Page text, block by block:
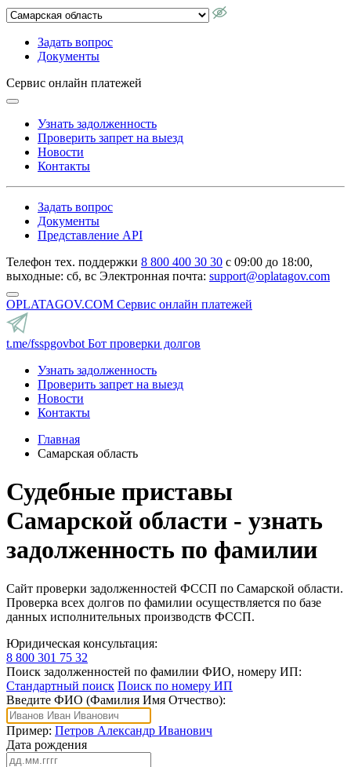
Задать вопрос
Документы
Сервис онлайн платежей
Узнать задолженность
Проверить запрет на выезд
Новости
Контакты
Задать вопрос
Документы
Представление API
Телефон тех. поддержки 8 800 400 30 30 с 09:00 до 18:00,
выходные: сб, вс Электронная почта: support@oplatagov.com
OPLATAGOV.COM Сервис онлайн платежей
t.me/fsspgovbot Бот проверки долгов
Узнать задолженность
Проверить запрет на выезд
Новости
Контакты
Главная
Самарская область
Судебные приставы
Самарской области - узнать
задолженность по фамилии
Cайт проверки задолженностей ФССП по Самарской области.
Проверка всех долгов по фамилии осуществляется по базе
данных исполнительных производств ФССП.
Юридическая консультация:
8 800 301 75 32
Поиск задолженностей по фамилии ФИО, номеру ИП:
Стандартный поиск Поиск по номеру ИП
Введите ФИО (Фамилия Имя Отчество):
Пример: Петров Александр Иванович
Дата рождения